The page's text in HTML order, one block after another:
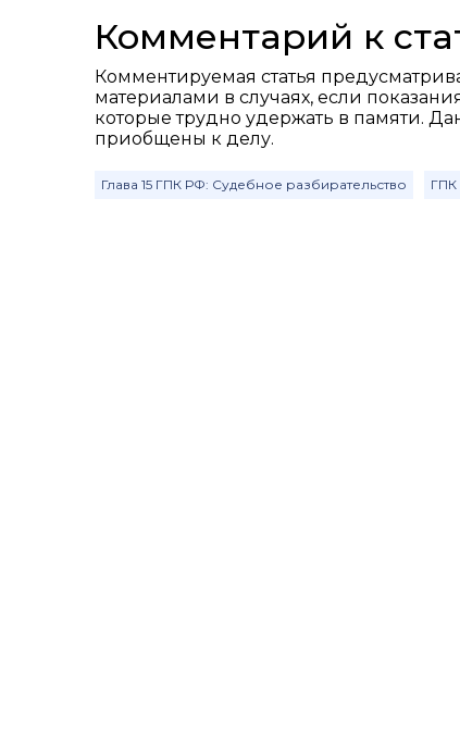
Комментарий к
Комментируемая статья
материалами в случаях, если
которые трудно удержать в памяти.
приобщены к делу.
Глава 15 ГПК РФ: Судебное разбирательство